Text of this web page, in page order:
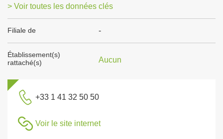
> Voir toutes les données clés
Filiale de -
Établissement(s)
rattaché(s)
Aucun
+33 1 41 32 50 50
Voir le site internet